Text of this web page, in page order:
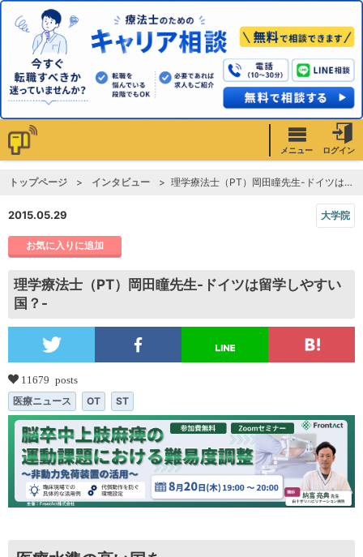
メニュー ログイン
トップページ インタビュー 理学療法士（PT）岡田瞳先生-ドイツは留学しやすい国？-
2015.05.29 大学院
お気に入りに追加
理学療法士（PT）岡田瞳先生-ドイツは留学しやすい
国？-
11679 posts
医療ニュース OT ST